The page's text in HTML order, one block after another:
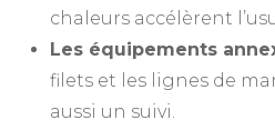
chaleurs accélèrent
Les équipements
filets et les lignes de
aussi un suivi.